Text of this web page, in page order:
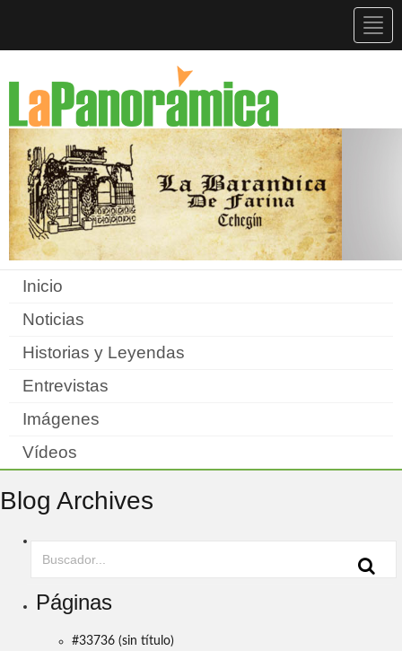
Inicio
Noticias
Historias y Leyendas
Entrevistas
Imágenes
Vídeos
Blog Archives
Páginas
#33736 (sin título)